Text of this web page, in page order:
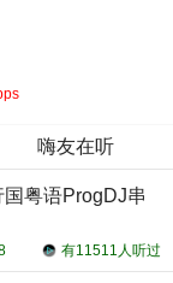
嗨友在听
粤语ProgDJ串
有11511人听过